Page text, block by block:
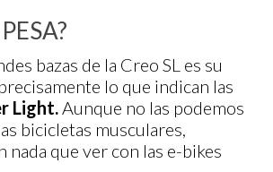
bazas de la Creo SL es su
lo que indican las
Light.Aunque no las podemos
bicicletas musculares,
nada que ver con las e-bikes